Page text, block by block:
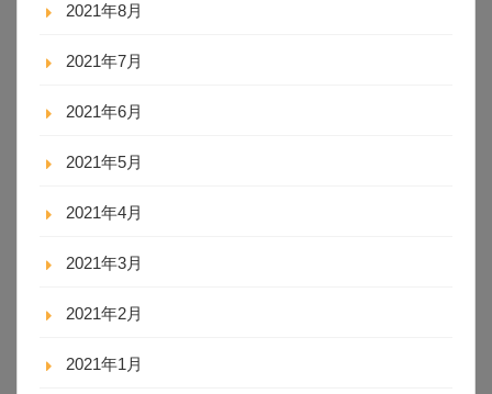
2021年8月
2021年7月
2021年6月
2021年5月
2021年4月
2021年3月
2021年2月
2021年1月